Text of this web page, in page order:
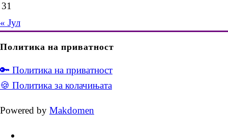
31
« Јул
Политика на приватност
🔑 Политика на приватност
🍪 Политика за колачињата
Powered by Makdomen